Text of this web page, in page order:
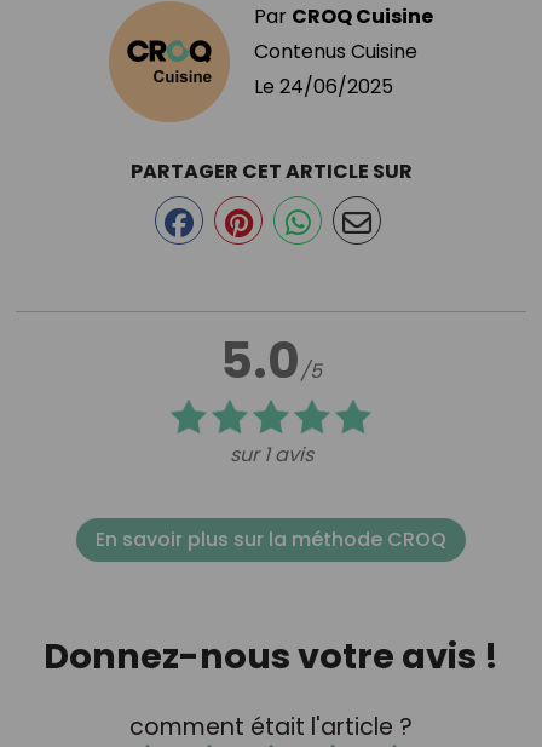
Par CROQ Cuisine
Contenus Cuisine
Le 24/06/2025
5.0/5
sur 1 avis
PARTAGER CET ARTICLE SUR
En savoir plus sur la méthode CROQ
Donnez-nous votre avis !
comment était l'article ?